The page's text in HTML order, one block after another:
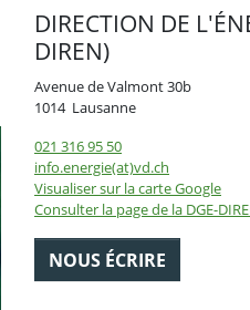
DIRECTION DE
DIREN)
Avenue de Valmont 30b
1014 LausanneSuisse
021 316 95 50
info.energie(at)vd.ch
Visualiser sur la carte Google
Consulter la page de la DGE-
NOUS ÉCRIRE